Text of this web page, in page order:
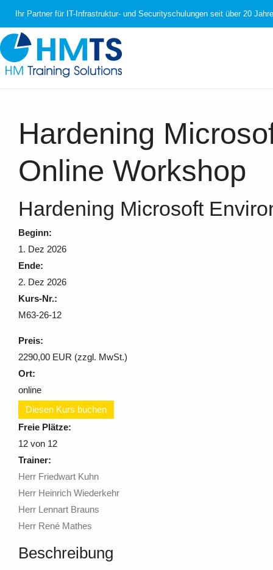
Ihr Partner für IT-Infrastruktur- und Securityschulungen seit über 20
Hardening
Online Workshop
Hardening Microsoft
Beginn:
1. Dez 2026
Ende:
2. Dez 2026
Kurs-Nr.:
M63-26-12
Preis:
2290,00 EUR (zzgl. MwSt.)
Ort:
online
Diesen Kurs buchen
Freie Plätze:
12von 12
Trainer:
Herr Friedwart Kuhn
Herr Heinrich Wiederkehr
Herr Lennart Brauns
Herr René Mathes
Beschreibung